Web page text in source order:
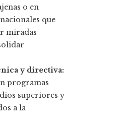
o en
que
miradas
y directiva:
programas
superiores y
a la